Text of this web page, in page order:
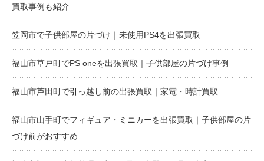
買取事例も紹介
笠岡市で子供部屋の片づけ｜未使用PS4を出張買取
福山市草戸町でPS oneを出張買取｜子供部屋の片づけ事例
福山市芦田町で引っ越し前の出張買取｜家電・時計買取
福山市山手町でフィギュア・ミニカーを出張買取｜子供部屋の片
づけ前がおすすめ